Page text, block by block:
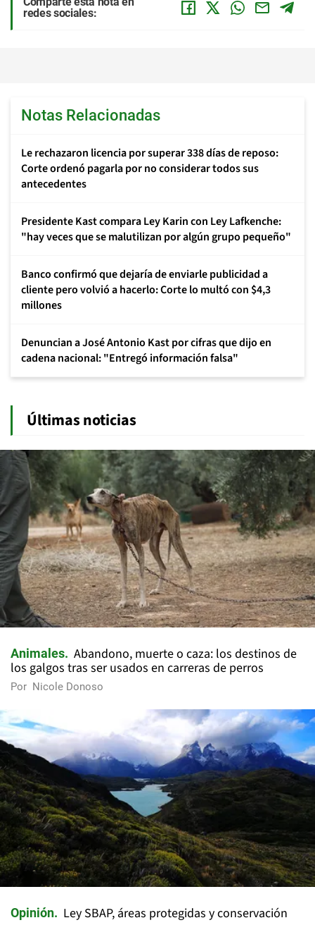
redes sociales:
Notas Relacionadas
Le rechazaron licencia por superar 338 días de reposo:
Corte ordenó pagarla por no considerar todos sus
antecedentes
Presidente Kast compara Ley Karin con Ley Lafkenche:
"hay veces que se malutilizan por algún grupo pequeño"
Banco confirmó que dejaría de enviarle publicidad a
cliente pero volvió a hacerlo: Corte lo multó con $4,3
millones
Denuncian a José Antonio Kast por cifras que dijo en
cadena nacional: "Entregó información falsa"
Últimas noticias
Animales
Abandono, muerte o caza: los destinos de
los galgos tras ser usados en carreras de perros
Por Nicole Donoso
Opinión Ley SBAP, áreas protegidas y conservación